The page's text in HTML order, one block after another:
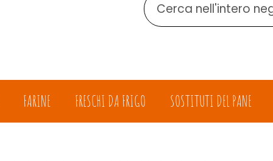
Prodotto
FARINE FRESCHI DA FRIGO SOSTITUTI DEL PANE